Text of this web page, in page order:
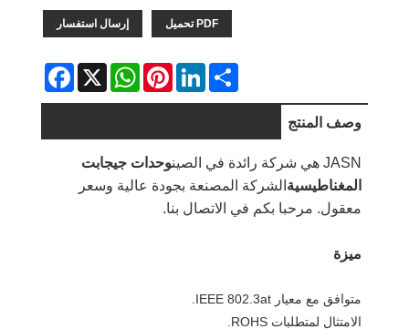
إرسال استفسار PDF تحميل
Facebook X
WhatsAppPinterestLinkedInShare
وصف المنتج
JASN هي شركة رائدة في الصين
وحدات جيجابت
المغناطيسية الشركة المصنعة بجودة عالية وسعر
معقول. مرحبا بكم في الاتصال بنا.
ميزة
متوافق مع معيار IEEE 802.3at.
الامتثال لمتطلبات ROHS.